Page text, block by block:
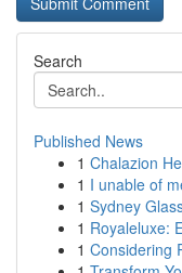
Search
Published News
1 Chalazion
1 I unable of
1 Sydney
1 Royaleluxe:
1 Considering